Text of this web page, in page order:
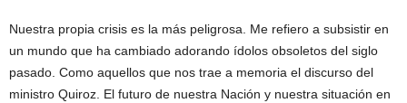
Nuestra propia crisis es la más peligrosa. Me refiero a subsistir en
un mundo que ha cambiado adorando ídolos obsoletos del siglo
pasado. Como aquellos que nos trae a memoria el discurso del
ministro Quiroz. El futuro de nuestra Nación y nuestra situación en